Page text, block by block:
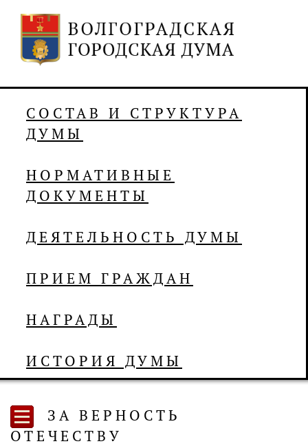
СОСТАВ И СТРУКТУРА
ДУМЫ
НОРМАТИВНЫЕ
ДОКУМЕНТЫ
ДЕЯТЕЛЬНОСТЬ ДУМЫ
ПРИЕМ ГРАЖДАН
НАГРАДЫ
ИСТОРИЯ ДУМЫ
ЗА ВЕРНОСТЬ
ОТЕЧЕСТВУ